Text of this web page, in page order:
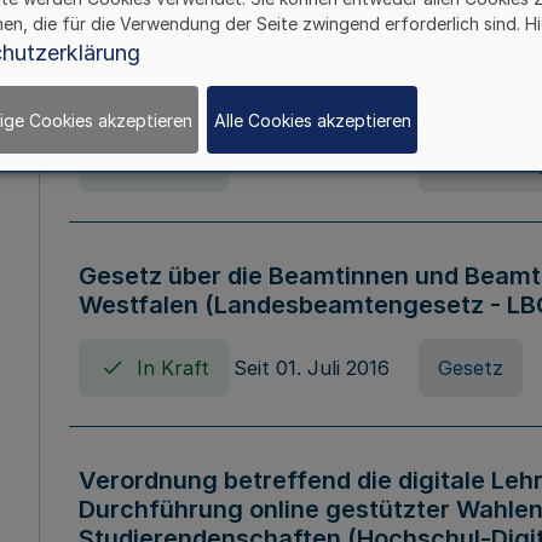
Verordnung über die
Nordrhein-Westfalen
Gesetz über die Beamtinnen und
Westfalen (Landesbeamtengesetz -
In Kraft Seit 01. Juli 2016 Gesetz
Verordnung betreffend die digitale
Durchführung online gestützter
die für die Verwendung der Seite zwingend erforderlich sind.
Cookies akzeptieren Alle Cookies akzeptieren